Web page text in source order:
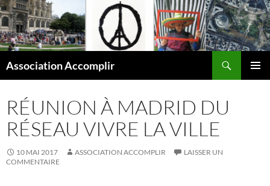
Aller
au
contenu
Association Accomplir
RÉUNION À MADRID DU
RÉSEAU VIVRE LA VILLE
10 MAI 2017 ASSOCIATION ACCOMPLIR
LAISSER UN
COMMENTAIRE